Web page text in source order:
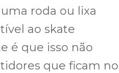
roda ou lixa
ao skate
é que isso não
que ficam no